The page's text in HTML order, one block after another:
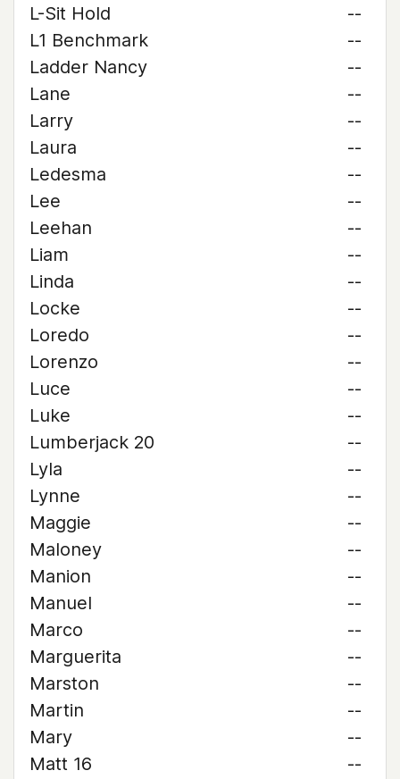
L-Sit Hold
--
L1 Benchmark
--
Ladder Nancy
--
Lane
--
Larry
--
Laura
--
Ledesma
--
Lee
--
Leehan
--
Liam
--
Linda
--
Locke
--
Loredo
--
Lorenzo
--
Luce
--
Luke
--
Lumberjack 20
--
Lyla
--
Lynne
--
Maggie
--
Maloney
--
Manion
--
Manuel
--
Marco
--
Marguerita
--
Marston
--
Martin
--
Mary
--
Matt 16
--